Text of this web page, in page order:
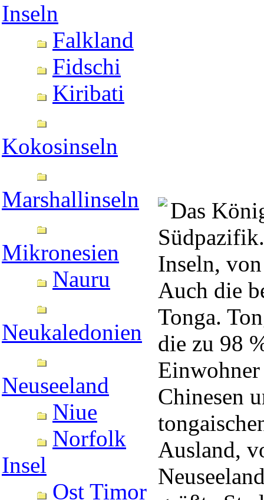
Inseln
Falkland
Fidschi
Kiribati
Kokosinseln
Marshallinseln
Mikronesien
Nauru
Neukaledonien
Neuseeland
Niue
Norfolk
Insel
Ost Timor
Das
Inseln,
Auch die
Tonga.
die zu 98
Chinesen
Ausland,